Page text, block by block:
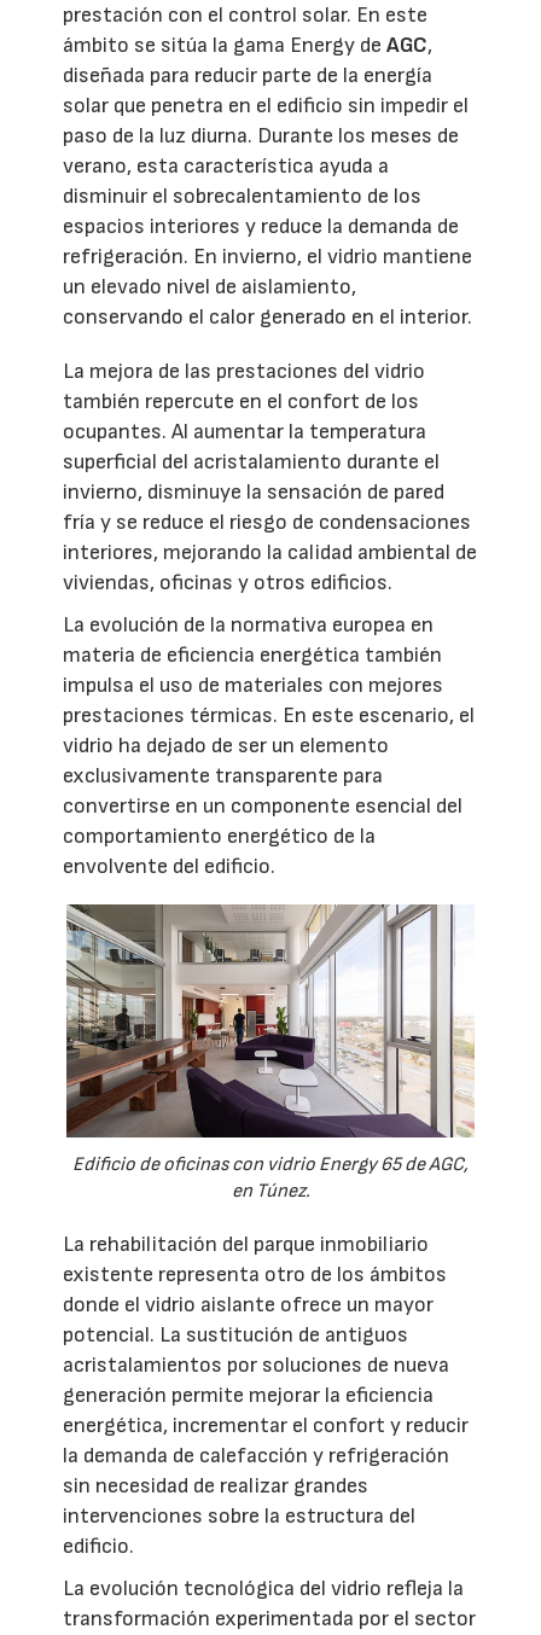
prestación con el control solar. En este
ámbito se sitúa la gama Energy de AGC,
diseñada para reducir parte de la energía
solar que penetra en el edificio sin impedir el
paso de la luz diurna. Durante los meses de
verano, esta característica ayuda a
disminuir el sobrecalentamiento de los
espacios interiores y reduce la demanda de
refrigeración. En invierno, el vidrio mantiene
un elevado nivel de aislamiento,
conservando el calor generado en el interior.
La mejora de las prestaciones del vidrio
también repercute en el confort de los
ocupantes. Al aumentar la temperatura
superficial del acristalamiento durante el
invierno, disminuye la sensación de pared
fría y se reduce el riesgo de condensaciones
interiores, mejorando la calidad ambiental de
viviendas, oficinas y otros edificios.
La evolución de la normativa europea en
materia de eficiencia energética también
impulsa el uso de materiales con mejores
prestaciones térmicas. En este escenario, el
vidrio ha dejado de ser un elemento
exclusivamente transparente para
convertirse en un componente esencial del
comportamiento energético de la
envolvente del edificio.
Edificio de oficinas con vidrio Energy 65 de AGC,
en Túnez.
La rehabilitación del parque inmobiliario
existente representa otro de los ámbitos
donde el vidrio aislante ofrece un mayor
potencial. La sustitución de antiguos
acristalamientos por soluciones de nueva
generación permite mejorar la eficiencia
energética, incrementar el confort y reducir
la demanda de calefacción y refrigeración
sin necesidad de realizar grandes
intervenciones sobre la estructura del
edificio.
La evolución tecnológica del vidrio refleja la
transformación experimentada por el sector